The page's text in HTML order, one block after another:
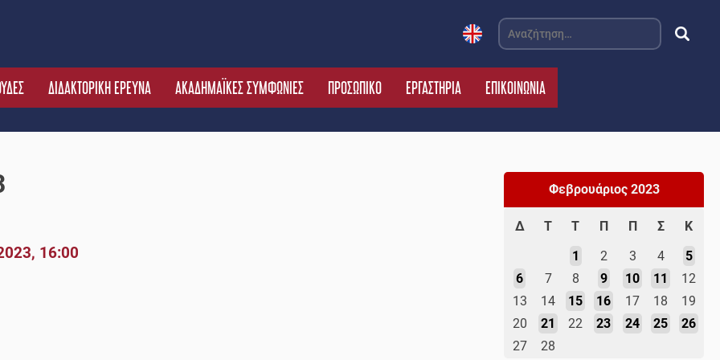
Αναζήτηση
για:
ΔΙΔΑΚΤΟΡΙΚΗ ΕΡΕΥΝΑ ΑΚΑΔΗΜΑΪΚΕΣ ΣΥΜΦΩΝΙΕΣ ΠΡΟΣΩΠΙΚΟ ΕΡΓΑΣΤΗΡΙΑ ΕΠΙΚΟΙΝΩΝΙΑ
16:00
Φεβρουάριος 2023
Δ Τ Τ Π Π Σ
Κ
1
2 3 4
5
6
7 8 9 10 11
12
13
14 15 16 17 18
19
20
21 22 23 24 25
26
27
28